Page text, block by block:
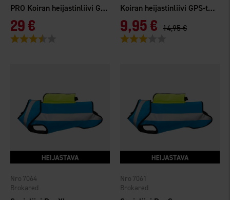
PRO Koiran heijastinliivi GPS-taskulla
29 €
Arvio:
Koiran heijastinliivi GPS-taskulla
9,95 € 14,95 €
Arvio:
Brokared
7064
Brokared
7061